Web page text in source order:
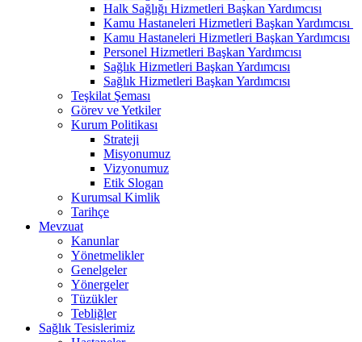
Halk Sağlığı Hizmetleri Başkan Yardımcısı
Kamu Hastaneleri Hizmetleri Başkan Yardımcısı ​
Kamu Hastaneleri Hizmetleri Başkan Yardımcısı
Personel Hizmetleri Başkan Yardımcısı
Sağlık Hizmetleri Başkan Yardımcısı
Sağlık Hizmetleri Başkan Yardımcısı
Teşkilat Şeması
Görev ve Yetkiler
Kurum Politikası
Strateji
Misyonumuz
Vizyonumuz
Etik Slogan
Kurumsal Kimlik
Tarihçe
Mevzuat
Kanunlar
Yönetmelikler
Genelgeler
Yönergeler
Tüzükler
Tebliğler
Sağlık Tesislerimiz